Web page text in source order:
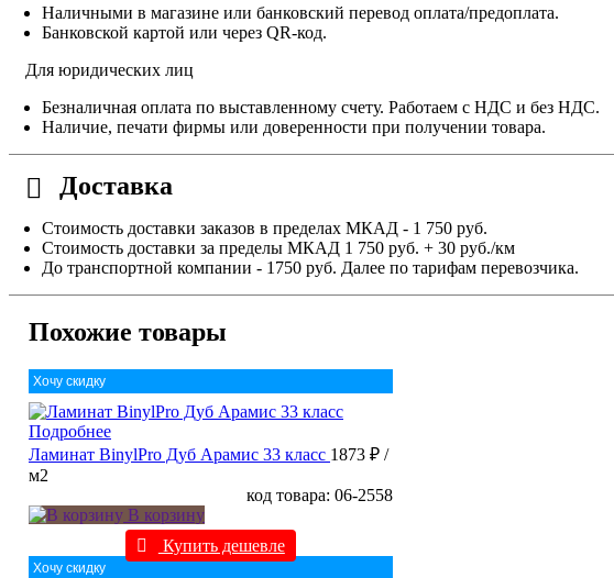
Наличными в магазине или банковский перевод оплата/предоплата.
Банковской картой или через QR-код.
Для юридических лиц
Безналичная оплата по выставленному счету. Работаем с НДС и без НДС.
Наличие, печати фирмы или доверенности при получении товара.
Доставка
Стоимость доставки заказов в пределах МКАД - 1 750 руб.
Стоимость доставки за пределы МКАД 1 750 руб. + 30 руб./км
До транспортной компании - 1750 руб. Далее по тарифам перевозчика.
Похожие товары
Хочу скидку
Подробнее
Ламинат BinylPro Дуб Арамис 33 класс 1873 ₽ /
м2
код товара: 06-2558
В корзину
Купить дешевле
Хочу скидку